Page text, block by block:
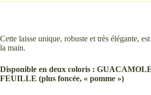
Cette laisse unique, robuste et très élégante,
la main.
Disponible en deux coloris :
FEUILLE (plus foncée, « pomme »)